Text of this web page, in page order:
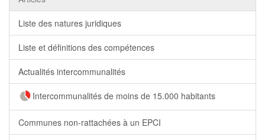
Liste des natures juridiques
Liste et définitions des compétences
Actualités intercommunalités
Intercommunalités de moins de 15.000 habitants
Communes non-rattachées à un EPCI